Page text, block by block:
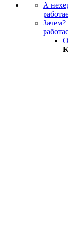
А